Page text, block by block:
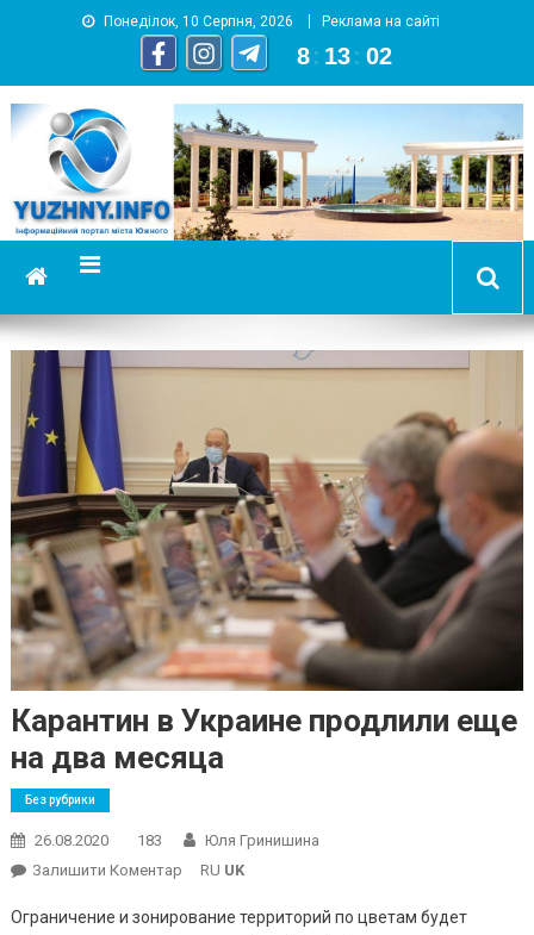
Понеділок, 10 Серпня, 2026 Реклама на сайті
8 : 13 : 03
YUZHNY.INFO
информационный портал города Южный
Карантин в Украине продлили еще
на два месяца
Без рубрики
26.08.2020 183
Юля Гринишина
Залишити КоментарOn
В
RU UK
Ограничение и зонирование территорий по цветам будет